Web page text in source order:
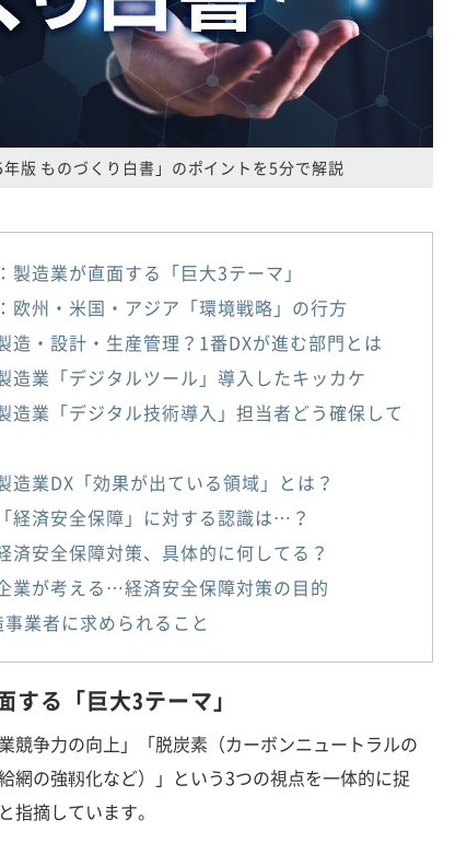
版 ものづくり白書」のポイントを5分で解説
製造業が直面する「巨大3テーマ」
欧州・米国・アジア「環境戦略」の行方
造・設計・生産管理？1番DXが進む部門とは
造業「デジタルツール」導入したキッカケ
造業「デジタル技術導入」担当者どう確保して
造業DX「効果が出ている領域」とは？
経済安全保障」に対する認識は…？
済安全保障対策、具体的に何してる？
業が考える…経済安全保障対策の目的
業者に求められること
する「巨大3テーマ」
競争力の向上」「脱炭素（カーボンニュートラルの
網の強靱化など）」という3つの視点を一体的に捉
指摘しています。